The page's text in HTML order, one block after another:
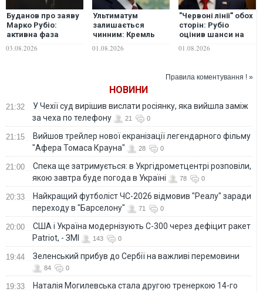
Буданов про заяву
Марко Рубіо:
активна фаза
переговорів на
паузі, але процес
03.08.2026
Ультиматум
залишається
чинним: Кремль
відповів на
пропозиції Марко
01.08.2026
"Червоні лінії" обох
сторін: Рубіо
оцінив шанси на
поновлення
переговорів Києва
01.08.2026
Правила коментування ! »
НОВИНИ
21:32
У Чехії суд вирішив вислати росіянку, яка вийшла заміж
за чеха по телефону
21 0
21:15
Вийшов трейлер нової екранізації легендарного фільму
"Афера Томаса Крауна"
28 0
21:00
Спека ще затримується: в Укргідрометцентрі розповіли,
якою завтра буде погода в Україні
78 0
20:33
Найкращий футболіст ЧС-2026 відмовив "Реалу" заради
переходу в "Барселону"
71 0
20:00
США і Україна модернізують С-300 через дефіцит ракет
Patriot, - ЗМІ
143 0
19:44 Зеленський прибув до Сербії на важливі перемовини
84 0
19:33
Наталія Могилевська стала другою тренеркою 14-го